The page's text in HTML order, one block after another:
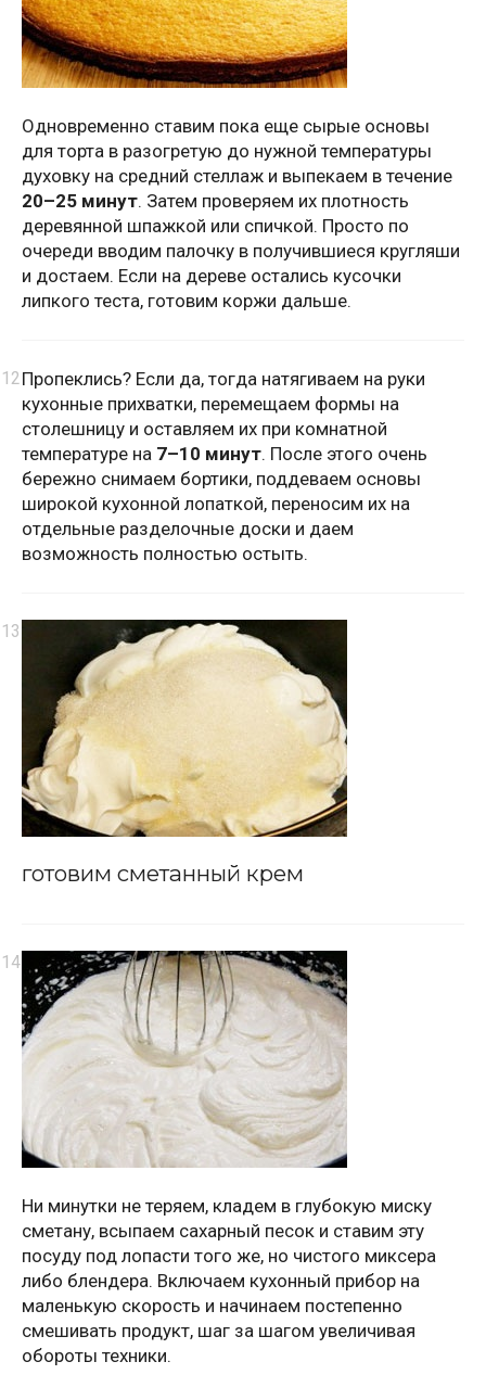
Одновременно ставим пока еще сырые основы
для торта в разогретую до нужной температуры
духовку на средний стеллаж и выпекаем в течение
20–25 минут. Затем проверяем их плотность
деревянной шпажкой или спичкой. Просто по
очереди вводим палочку в получившиеся кругляши
и достаем. Если на дереве остались кусочки
липкого теста, готовим коржи дальше.
Пропеклись? Если да, тогда натягиваем на руки
кухонные прихватки, перемещаем формы на
столешницу и оставляем их при комнатной
температуре на 7–10 минут. После этого очень
бережно снимаем бортики, поддеваем основы
широкой кухонной лопаткой, переносим их на
отдельные разделочные доски и даем
возможность полностью остыть.
готовим сметанный крем
Ни минутки не теряем, кладем в глубокую миску
сметану, всыпаем сахарный песок и ставим эту
посуду под лопасти того же, но чистого миксера
либо блендера. Включаем кухонный прибор на
маленькую скорость и начинаем постепенно
смешивать продукт, шаг за шагом увеличивая
обороты техники.